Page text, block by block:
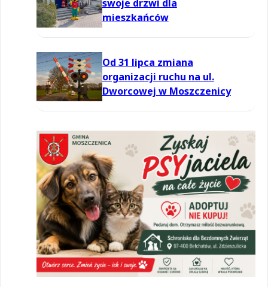
swoje drzwi dla
mieszkańców
Od 31 lipca zmiana
organizacji ruchu na ul.
Dworcowej w Moszczenicy